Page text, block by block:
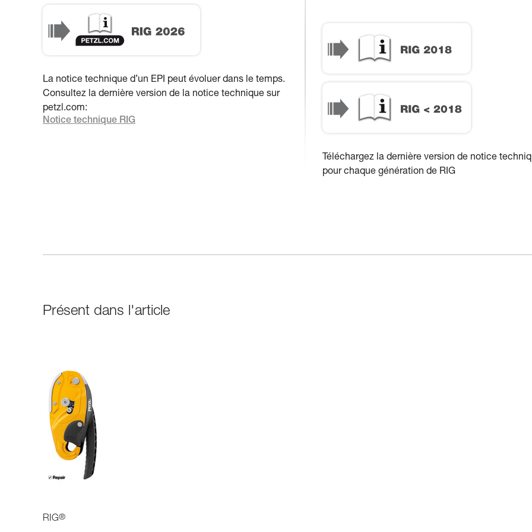
La notice technique d’un EPI peut évoluer dans le temps.
Consultez la dernière version de la notice technique sur
petzl.com:
Notice technique RIG
Téléchargez la dernière version de notice
pour chaque génération de RIG
Présent dans l'article
RIG®